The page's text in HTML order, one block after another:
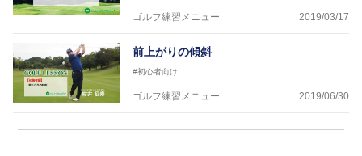
ゴルフ練習メニュー 2019/03/17
前上がりの傾斜
#初心者向け
ゴルフ練習メニュー 2019/06/30